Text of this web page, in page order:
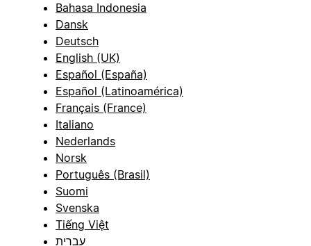
Bahasa Indonesia
Dansk
Deutsch
English (UK)
Español (España)
Español (Latinoamérica)
Français (France)
Italiano
Nederlands
Norsk
Português (Brasil)
Suomi
Svenska
Tiếng Việt
עברית